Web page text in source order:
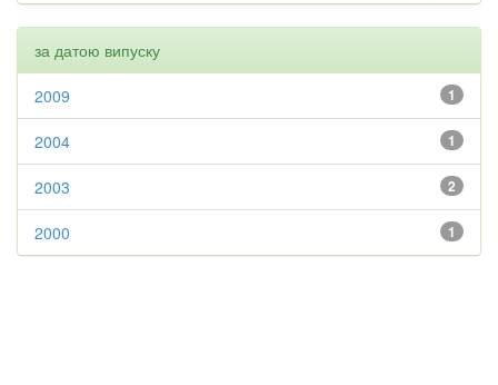
за датою випуску
1
2009
1
2004
2
2003
1
2000